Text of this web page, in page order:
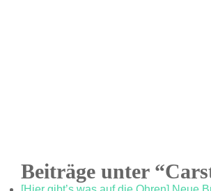
Beiträge unter